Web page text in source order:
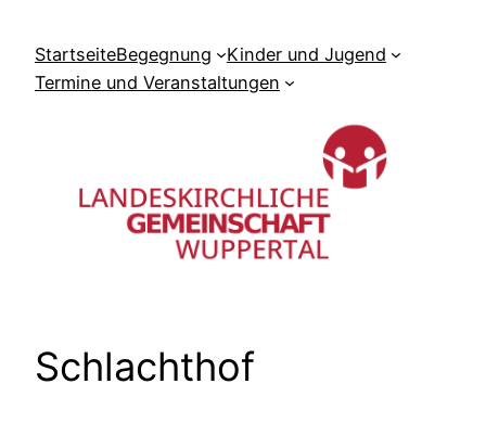
Inhalt
springen
StartseiteBegegnung
Kinder und Jugend
Termine und Veranstaltungen
Schlachthof